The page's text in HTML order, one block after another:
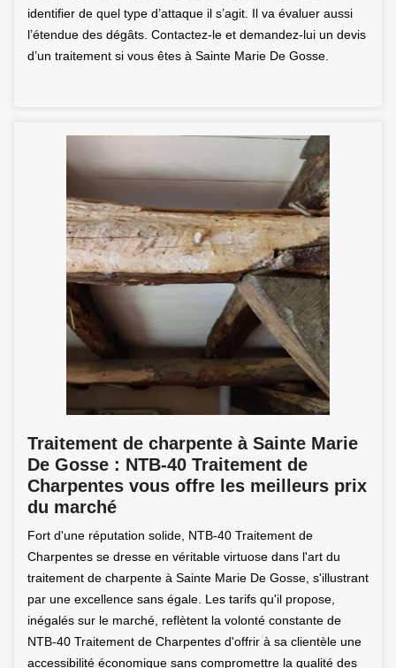
identifier de quel type d’attaque il s’agit. Il va évaluer aussi
l’étendue des dégâts. Contactez-le et demandez-lui un devis
d’un traitement si vous êtes à Sainte Marie De Gosse.
Traitement de charpente à Sainte Marie
De Gosse : NTB-40 Traitement de
Charpentes vous offre les meilleurs prix
du marché
Fort d'une réputation solide, NTB-40 Traitement de
Charpentes se dresse en véritable virtuose dans l'art du
traitement de charpente à Sainte Marie De Gosse, s'illustrant
par une excellence sans égale. Les tarifs qu'il propose,
inégalés sur le marché, reflètent la volonté constante de
NTB-40 Traitement de Charpentes d'offrir à sa clientèle une
accessibilité économique sans compromettre la qualité des